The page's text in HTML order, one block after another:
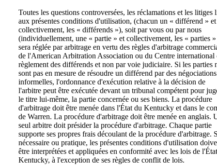
Toutes les questions controversées, les réclamations et les litiges
aux présentes conditions d'utilisation, (chacun un « différend » et
collectivement, les « différends »), soit par vous ou par nous
(individuellement, une « partie » et collectivement, les « parties
sera réglée par arbitrage en vertu des règles d'arbitrage
de l'American Arbitration Association ou du Centre international
règlement des différends et non par voie judiciaire. Si les parties
sont pas en mesure de résoudre un différend par des négociations
informelles, l'ordonnance d'exécution relative à la décision de
l'arbitre peut être exécutée devant un tribunal compétent pour
le titre lui-même, la partie concernée ou ses biens. La procédure
d'arbitrage doit être menée dans l'État du Kentucky et dans le
de Warren. La procédure d'arbitrage doit être menée en anglais.
seul arbitre doit présider la procédure d'arbitrage. Chaque partie
supporte ses propres frais découlant de la procédure d'arbitrage.
nécessaire ou pratique, les présentes conditions d'utilisation
être interprétées et appliquées en conformité avec les lois de
Kentucky, à l'exception de ses règles de conflit de lois.